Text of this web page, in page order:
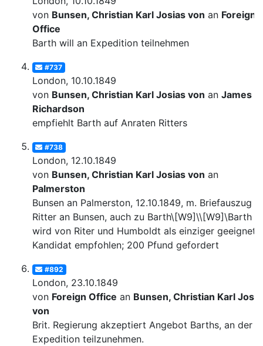
von Bunsen, Christian Karl Josias von an Foreign
Office
Barth will an Expedition teilnehmen
#737
London, 10.10.1849
von Bunsen, Christian Karl Josias von an James
Richardson
empfiehlt Barth auf Anraten Ritters
#738
London, 12.10.1849
von Bunsen, Christian Karl Josias von an
Palmerston
Bunsen an Palmerston, 12.10.1849, m. Briefauszug
Ritter an Bunsen, auch zu Barth\[W9]\\[W9]\Barth
wird von Riter und Humboldt als einziger
Kandidat empfohlen; 200 Pfund gefordert
#892
London, 23.10.1849
von Foreign Office an Bunsen, Christian Karl
von
Brit. Regierung akzeptiert Angebot Barths, an der
Expedition teilzunehmen.